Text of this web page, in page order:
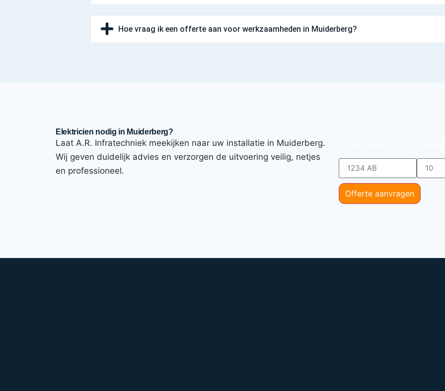
Hoe vraag ik een offerte aan voor werkzaamheden in Muiderberg?
Elektricien nodig in Muiderberg?
Laat A.R. Infratechniek meekijken naar uw installatie in Muiderberg.
Wij geven duidelijk advies en verzorgen de uitvoering veilig, netjes
en professioneel.
Offerte aanvragen